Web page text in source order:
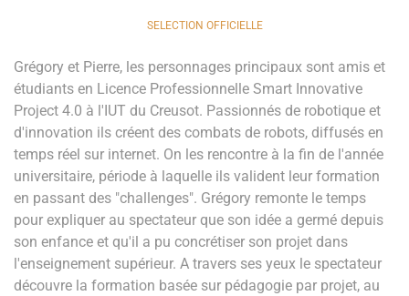
SELECTION OFFICIELLE
Grégory et Pierre, les personnages principaux sont amis et
étudiants en Licence Professionnelle Smart Innovative
Project 4.0 à l'IUT du Creusot. Passionnés de robotique et
d'innovation ils créent des combats de robots, diffusés en
temps réel sur internet. On les rencontre à la fin de l'année
universitaire, période à laquelle ils valident leur formation
en passant des "challenges". Grégory remonte le temps
pour expliquer au spectateur que son idée a germé depuis
son enfance et qu'il a pu concrétiser son projet dans
l'enseignement supérieur. A travers ses yeux le spectateur
découvre la formation basée sur pédagogie par projet, au